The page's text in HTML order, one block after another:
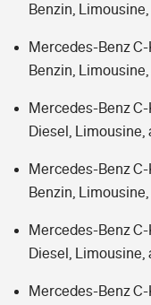
Benzin, Limousine,
Mercedes-Benz C-
Benzin, Limousine,
Mercedes-Benz C-
Diesel, Limousine,
Mercedes-Benz C-
Benzin, Limousine,
Mercedes-Benz C-
Diesel, Limousine,
Mercedes-Benz C-